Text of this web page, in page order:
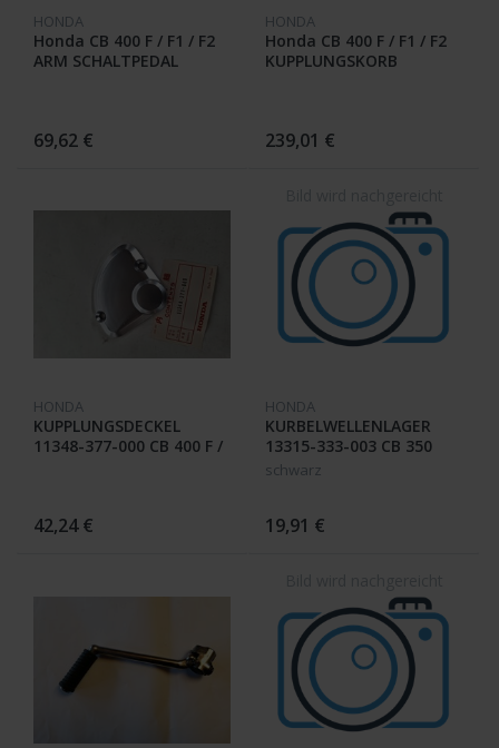
HONDA
Honda CB 400 F / F1 / F2
ARM SCHALTPEDAL
69,62 €
HONDA
Honda CB 400 F / F1 / F2
KUPPLUNGSKORB
239,01 €
HONDA
KUPPLUNGSDECKEL
11348-377-000 CB 400 F /
42,24 €
HONDA
KURBELWELLENLAGER
13315-333-003 CB 350
Four
schwarz
19,91 €